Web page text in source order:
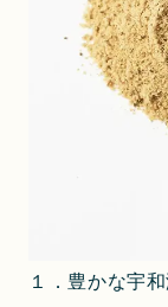
１．豊かな宇